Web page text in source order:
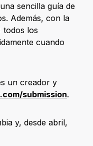
sencilla guía de
Además, con la
todos los
cuando
un creador y
submission.
y, desde abril,